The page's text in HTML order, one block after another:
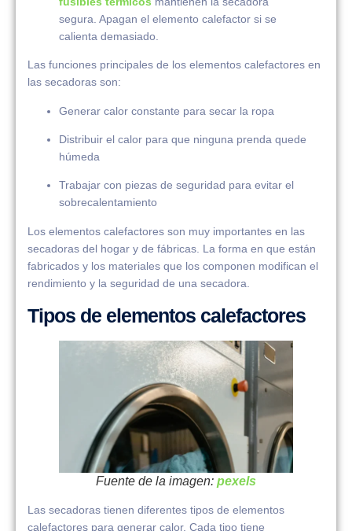
segura. Apagan el elemento calefactor si se
calienta demasiado.
Las funciones principales de los elementos calefactores en
las secadoras son:
Generar calor constante para secar la ropa
Distribuir el calor para que ninguna prenda quede
húmeda
Trabajar con piezas de seguridad para evitar el
sobrecalentamiento
Los elementos calefactores son muy importantes en las
secadoras del hogar y de fábricas. La forma en que están
fabricados y los materiales que los componen modifican el
rendimiento y la seguridad de una secadora.
Tipos de elementos calefactores
Fuente de la imagen: pexels
Las secadoras tienen diferentes tipos de elementos
calefactores para generar calor. Cada tipo tiene